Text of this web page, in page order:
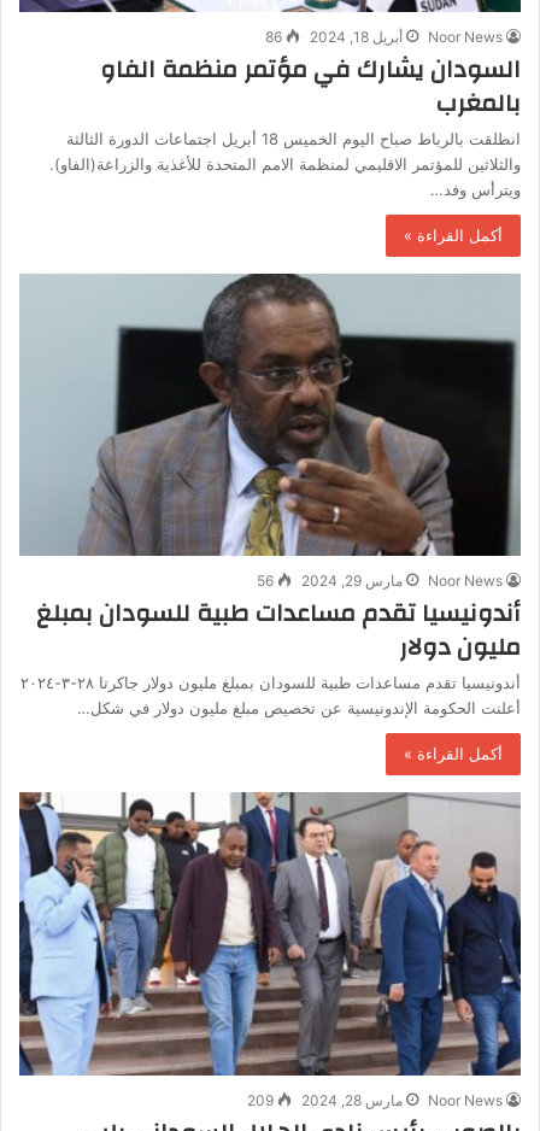
Noor News أبريل 18, 2024 86
السودان يشارك في مؤتمر منظمة الفاو
بالمغرب
انطلقت بالرباط صباح اليوم الخميس 18 أبريل اجتماعات الدورة الثالثة
والثلاثين للمؤتمر الاقليمي لمنظمة الامم المتحدة للأغذية والزراعة(الفاو).
ويترأس وفد…
أكمل القراءة »
Noor News مارس 29, 2024 56
أندونيسيا تقدم مساعدات طبية للسودان بمبلغ
مليون دولار
أندونيسيا تقدم مساعدات طبية للسودان بمبلغ مليون دولار جاكرتا ٢٨-٣-٢٠٢٤
أعلنت الحكومة الإندونيسية عن تخصيص مبلغ مليون دولار في شكل…
أكمل القراءة »
Noor News مارس 28, 2024 209